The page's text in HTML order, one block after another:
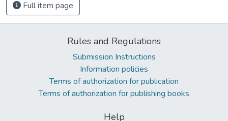
Full item page
Rules and Regulations
Submission Instructions
Information policies
Terms of authorization for publication
Terms of authorization for publishing books
Help